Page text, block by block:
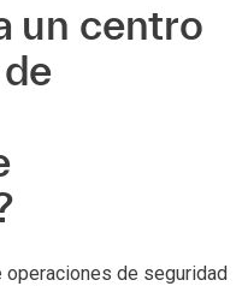
un centro
operaciones de seguridad